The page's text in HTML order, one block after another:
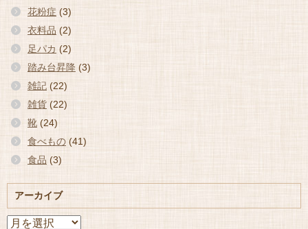
花粉症 (3)
衣料品 (2)
足パカ (2)
踏み台昇降 (3)
雑記 (22)
雑貨 (22)
靴 (24)
食べもの (41)
食品 (3)
アーカイブ
ア